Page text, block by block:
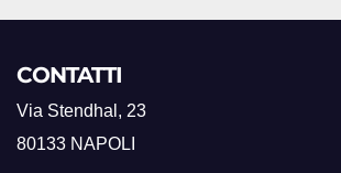
CONTATTI
Via Stendhal, 23
80133 NAPOLI